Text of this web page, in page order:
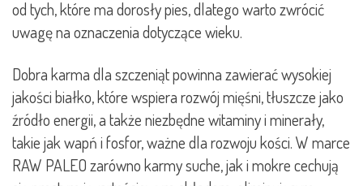
od tych, które ma dorosły pies, dlatego warto zwrócić
uwagę na oznaczenia dotyczące wieku.
Dobra karma dla szczeniąt powinna zawierać wysokiej
jakości białko, które wspiera rozwój mięśni, tłuszcze jako
źródło energii, a także niezbędne witaminy i minerały,
takie jak wapń i fosfor, ważne dla rozwoju kości. W marce
RAW PALEO zarówno karmy suche, jak i mokre cechują